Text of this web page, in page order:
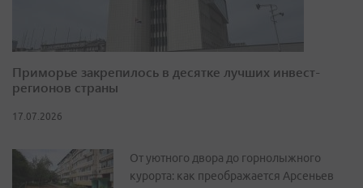
Приморье закрепилось в десятке лучших инвест-
регионов страны
17.07.2026
От уютного двора до горнолыжного
курорта: как преображается Арсеньев